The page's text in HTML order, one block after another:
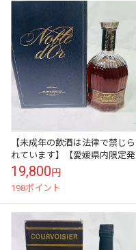
【未成年の飲酒は法律で禁じら
れています】【愛媛県内限定発
送】サントリーブランデー ノー
ブルドール ４０度 ７００ml
（オールドボ...
19,800円
198ポイント